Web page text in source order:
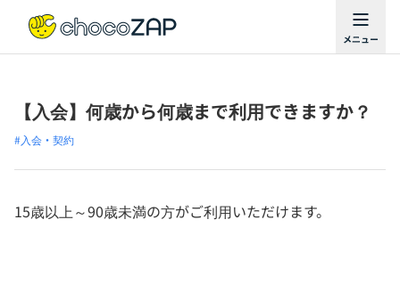
【入会】何歳から何歳まで利用できますか？
#入会・契約
15歳以上～90歳未満の方がご利用いただけます。